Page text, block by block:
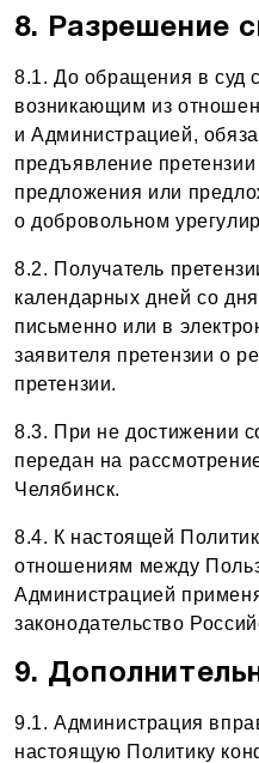
8. Разрешение
8.1. До обращения в суд
возникающим из
и Администрацией,
предъявление
предложения или
о добровольном
8.2. Получатель
календарных дней со
письменно или в
заявителя претензии о
претензии.
8.3. При не достижении
передан на
Челябинск.
8.4. К настоящей
отношениям между
Администрацией
законодательство
9.
9.1. Администрация
настоящую Политику